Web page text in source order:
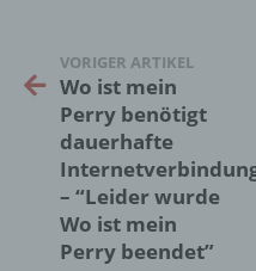
VORIGER ARTIKEL
Wo ist mein
Perry benötigt
dauerhafte
– “Leider wurde
Wo ist mein
Perry beendet”
Verantwortlicher
juristische
oder andere
gemeinsam mit
und Mittel der
Sind die Zwecke
Verarbeitung
das Recht der